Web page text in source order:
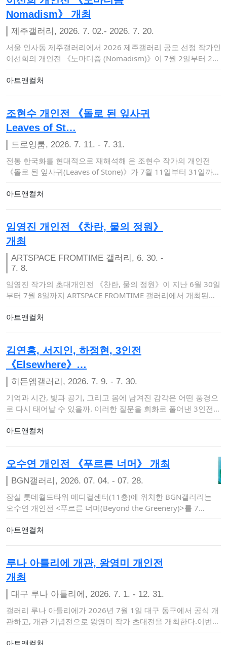
Nomadism》 개최
제주갤러리, 2026. 7. 02.- 2026. 7. 20.
서울 인사동 제주갤러리에서 2026 제주갤러리 공모 선정 작가인
이선희의 개인전 《노마디즘 (Nomadism)》이 7월 2일부터 20
아트앤컬처
조현수 개인전 《돌로 된 잎사귀
Leaves of St…
드로잉룸, 2026. 7. 11. - 7. 31.
전통 한국화를 현대적으로 재해석해 온 조현수 작가의 개인전
《돌로 된 잎사귀(Leaves of Stone)》가 7월 11일부터 31일까지
아트앤컬처
임영진 개인전 《찬란, 물의 정원》
개최
ARTSPACE FROMTIME 갤러리, 6. 30. -
7. 8.
임영진 작가의 초대개인전 《찬란, 물의 정원》이 지난 6월 30일
부터 7월 8일까지 ARTSPACE FROMTIME 갤러리에서 개최된
아트앤컬처
김연홍, 서지인, 하정현, 3인전
《Elsewhere》…
히든엠갤러리, 2026. 7. 9. - 7. 30.
기억과 시간, 빛과 공기, 그리고 몸에 남겨진 감각은 어떤 풍경으
로 다시 태어날 수 있을까. 이러한 질문을 회화로 풀어낸 3인전
아트앤컬처
오수연 개인전 《푸르른 너머》 개최
BGN갤러리, 2026. 07. 04. - 07. 28.
잠실 롯데월드타워 메디컬센터(11층)에 위치한 BGN갤러리는
오수연 개인전 <푸르른 너머(Beyond the Greenery)>를 7…
아트앤컬처
루나 아틀리에 개관, 왕영미 개인전
개최
대구 루나 아틀리에, 2026. 7. 1. - 12. 31.
갤러리 루나 아틀리에가 2026년 7월 1일 대구 동구에서 공식 개
관하고, 개관 기념전으로 왕영미 작가 초대전을 개최한다.이번
아트앤컬처